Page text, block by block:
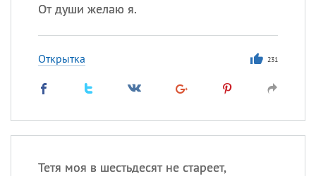
От души желаю я.
Открытка 231
Тетя моя в шестьдесят не стареет,